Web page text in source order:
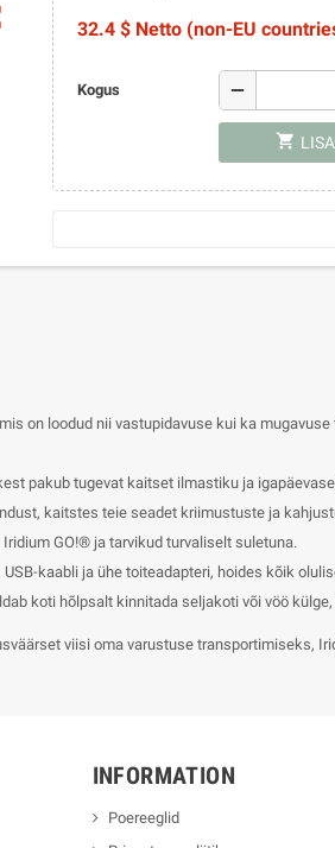
32.4 $ Netto (non-EU
Kogus remove
shopping_cart
on loodud nii vastupidavuse kui ka
pakub tugevat kaitset ilmastiku ja
kaitstes teie seadet kriimustuste ja
GO!® ja tarvikud turvaliselt suletuna.
kaabli ja ühe toiteadapteri, hoides kõik
koti hõlpsalt kinnitada seljakoti või vöö
viisi oma varustuse transportimiseks,
INFORMATION
Poereeglid